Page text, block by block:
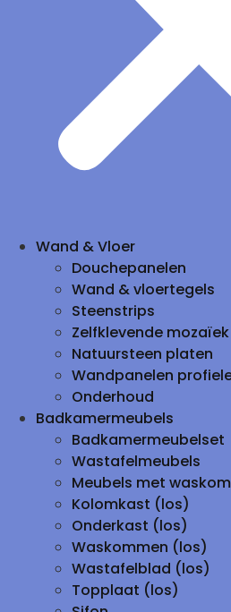
Wand & Vloer
Douchepanelen
Wand & vloertegels
Steenstrips
Zelfklevende
Natuursteen platen
Wandpanelen
Onderhoud
Badkamermeubels
Badkamermeubelset
Wastafelmeubels
Meubels met waskom
Kolomkast (los)
Onderkast (los)
Waskommen (los)
Wastafelblad (los)
Topplaat (los)